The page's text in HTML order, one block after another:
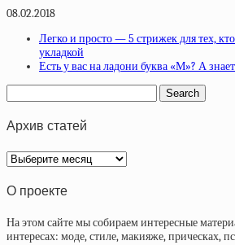
08.02.2018
Легко и просто — 5 стрижек для тех,
укладкой
Есть у вас на ладони буква «М»? А
Архив статей
Архив
статей
О проекте
На этом сайте мы собираем интересные
интересах: моде, стиле, макияже, прическах,